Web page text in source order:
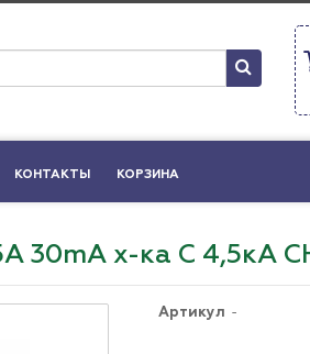
КОНТАКТЫ КОРЗИНА
30mA х-ка С 4,5кА
Артикул -